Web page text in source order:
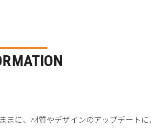
まに、材質やデザインのアップデート